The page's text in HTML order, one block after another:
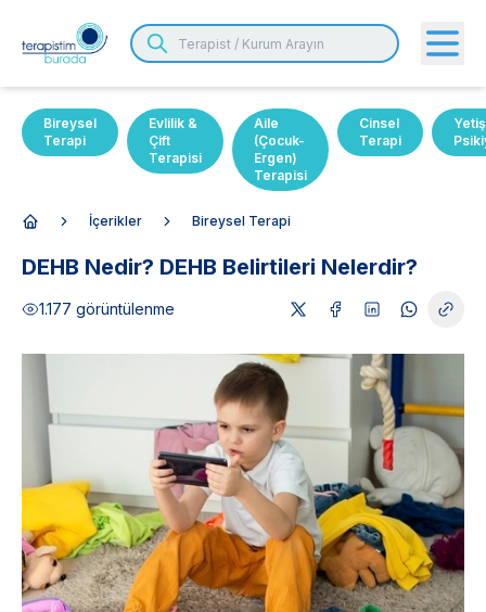
Bireysel
Terapi
Evlilik &
Çift
Terapisi
Aile
(Çocuk-
Ergen)
Terapisi
Cinsel
Terapi
İçerikler Bireysel Terapi
DEHB Nedir? DEHB Belirtileri Nelerdir?
1.177 görüntülenme